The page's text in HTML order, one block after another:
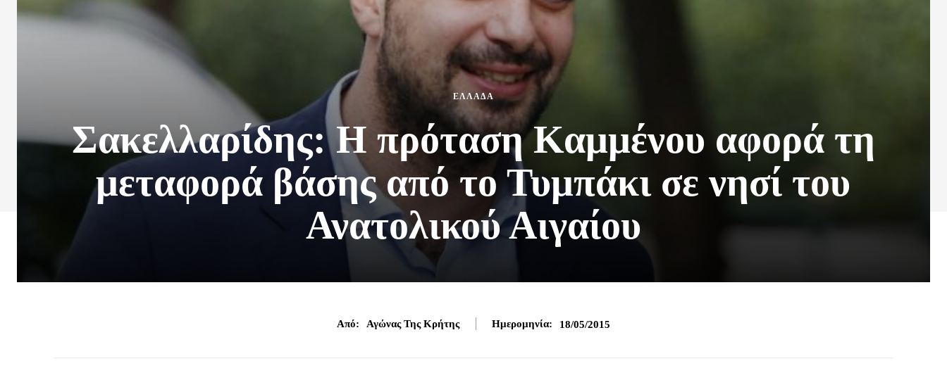
ΕΛΛΑΔΑ
Σακελλαρίδης: Η πρόταση Καμμένου αφορά τη
μεταφορά βάσης από το Τυμπάκι σε νησί του
Ανατολικού Αιγαίου
Από: Αγώνας Της Κρήτης Ημερομηνία: 18/05/2015